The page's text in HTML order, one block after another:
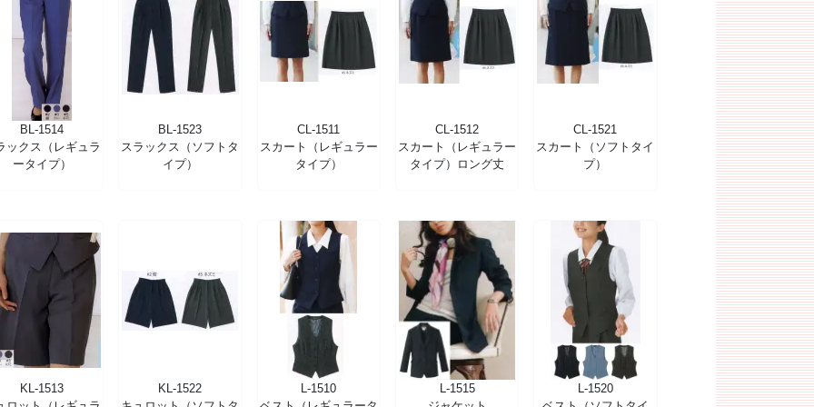
BL-1514
ックス（レギュラ
ータイプ）
BL-1523
スラックス（ソフトタ
イプ）
CL-1511
スカート（レギュラー
タイプ）
CL-1512
スカート（レギュラー
タイプ）ロング丈
CL-1521
スカート（ソフトタイ
プ）
KL-1513
KL-1522
L-1510
L-1515
L-1520